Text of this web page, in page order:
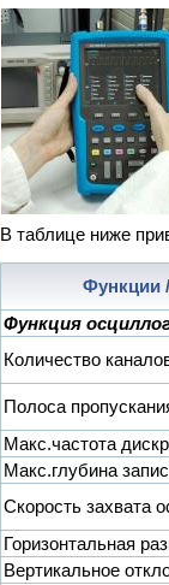
В таблице ниже
Функции
Функция
Количество
Полоса
Макс.частота
Макс.глубина
Скорость захвата
Горизонтальная
Вертикальное